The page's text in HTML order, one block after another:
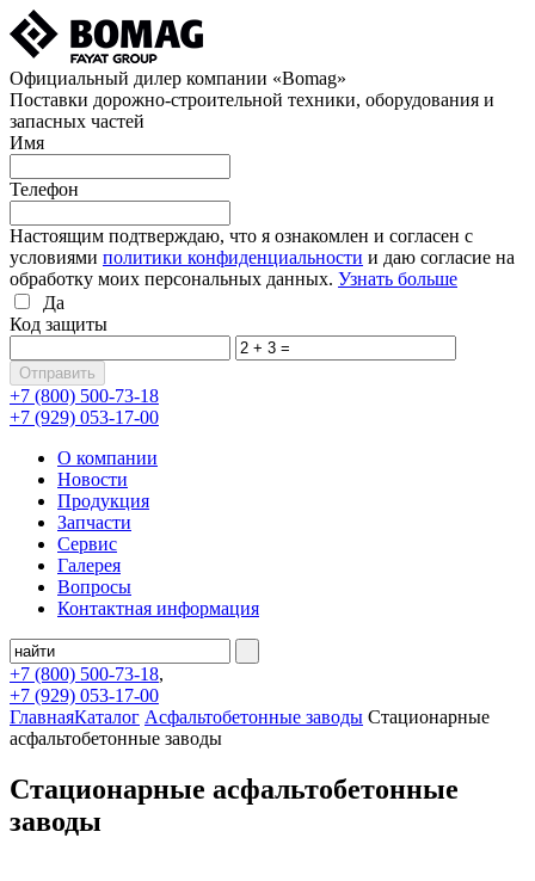
Официальный дилер компании «Bomag»
Поставки дорожно-строительной техники, оборудования и
запасных частей
Имя
Телефон
Настоящим подтверждаю, что я ознакомлен и согласен с
условиями политики конфиденциальности и даю согласие на
обработку моих персональных данных. Узнать больше
Да
Код защиты
+7 (800) 500-73-18
+7 (929) 053-17-00
О компании
Новости
Продукция
Запчасти
Сервис
Галерея
Вопросы
Контактная информация
+7 (800) 500-73-18,
+7 (929) 053-17-00
ГлавнаяКаталог Асфальтобетонные заводы Стационарные
асфальтобетонные заводы
Стационарные асфальтобетонные
заводы